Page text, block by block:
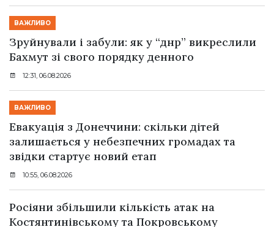
ВАЖЛИВО
Зруйнували і забули: як у “днр” викреслили
Бахмут зі свого порядку денного
12:31, 06.08.2026
ВАЖЛИВО
Евакуація з Донеччини: скільки дітей
залишається у небезпечних громадах та
звідки стартує новий етап
10:55, 06.08.2026
Росіяни збільшили кількість атак на
Костянтинівському та Покровському